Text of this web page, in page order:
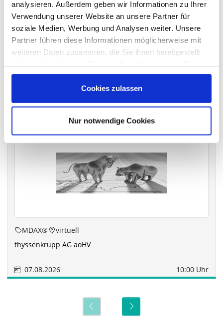
analysieren. Außerdem geben wir Informationen zu Ihrer
Verwendung unserer Website an unsere Partner für
soziale Medien, Werbung und Analysen weiter. Unsere
Partner führen diese Informationen möglicherweise mit
weiteren Daten zusammen, die Sie ihnen bereitgestellt
gesammelt haben.
Cookies zulassen
Nur notwendige Cookies
VERGANGENE HAUPTVERSAMMLUNGSTERMINE
archiv.hauptversammlung.de
Die nächsten Termine
MDAX®
virtuell
thyssenkrupp AG aoHV
07.08.2026 10:00 Uhr